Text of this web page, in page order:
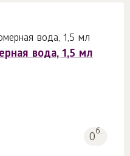
вода, 1,5 мл
0б.